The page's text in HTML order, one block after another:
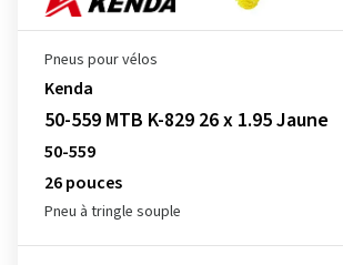
Pneus pour vélos
Kenda
50-559 MTB K-829 26 x 1.95 Jaune
50-559
26 pouces
Pneu à tringle souple